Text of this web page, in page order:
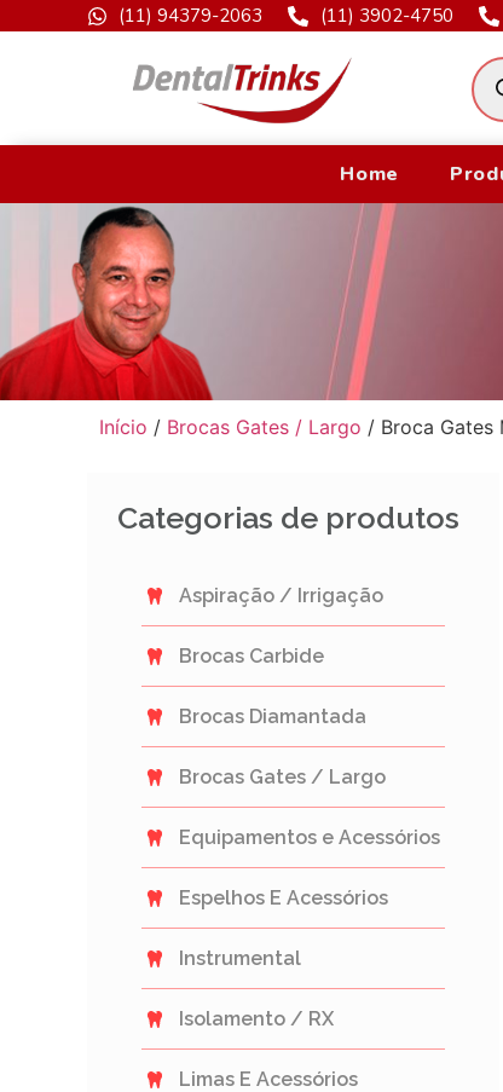
(11) 94379-2063 (11) 3902-4750
Home
Início / Brocas Gates / Largo / Broca Gates
Categorias de produtos
Aspiração / Irrigação
Brocas Carbide
Brocas Diamantada
Brocas Gates / Largo
Equipamentos e Acessórios
Espelhos E Acessórios
Instrumental
Isolamento / RX
Limas E Acessórios